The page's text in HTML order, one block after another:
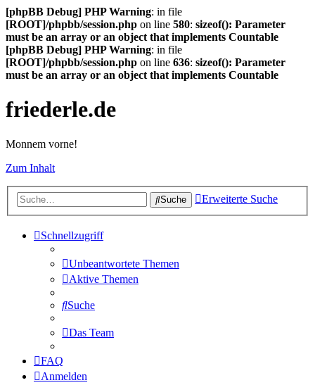
[phpBB Debug] PHP Warning: in file
[ROOT]/phpbb/session.php on line 580: sizeof(): Parameter
must be an array or an object that implements Countable
[phpBB Debug] PHP Warning: in file
[ROOT]/phpbb/session.php on line 636: sizeof(): Parameter
must be an array or an object that implements Countable
friederle.de
Monnem vorne!
Zum Inhalt
Suche Erweiterte Suche
Schnellzugriff
Unbeantwortete Themen
Aktive Themen
Suche
Das Team
FAQ
Anmelden